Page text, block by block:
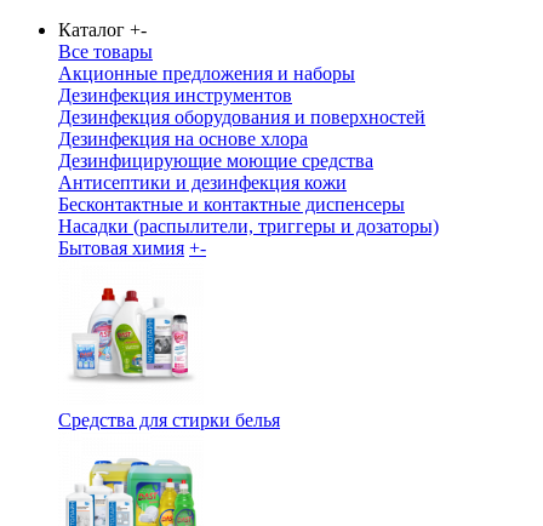
Каталог +-
Все товары
Акционные предложения и наборы
Дезинфекция инструментов
Дезинфекция оборудования и поверхностей
Дезинфекция на основе хлора
Дезинфицирующие моющие средства
Антисептики и дезинфекция кожи
Бесконтактные и контактные диспенсеры
Насадки (распылители, триггеры и дозаторы)
Бытовая химия +-
Средства для стирки белья